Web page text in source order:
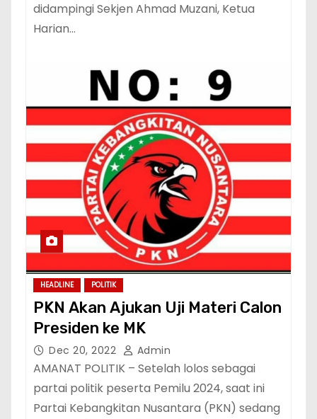
didampingi Sekjen Ahmad Muzani, Ketua
Harian…
HEADLINE POLITIK
PKN Akan Ajukan Uji Materi Calon
Presiden ke MK
Dec 20, 2022 Admin
AMANAT POLITIK – Setelah lolos sebagai
partai politik peserta Pemilu 2024, saat ini
Partai Kebangkitan Nusantara (PKN) sedang